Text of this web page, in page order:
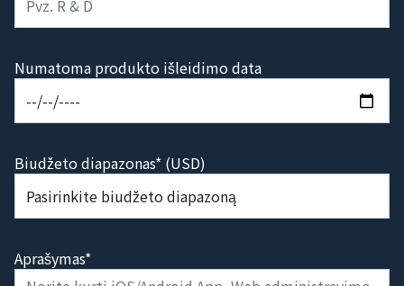
Numatoma produkto išleidimo data
Biudžeto diapazonas* (USD)
Aprašymas*